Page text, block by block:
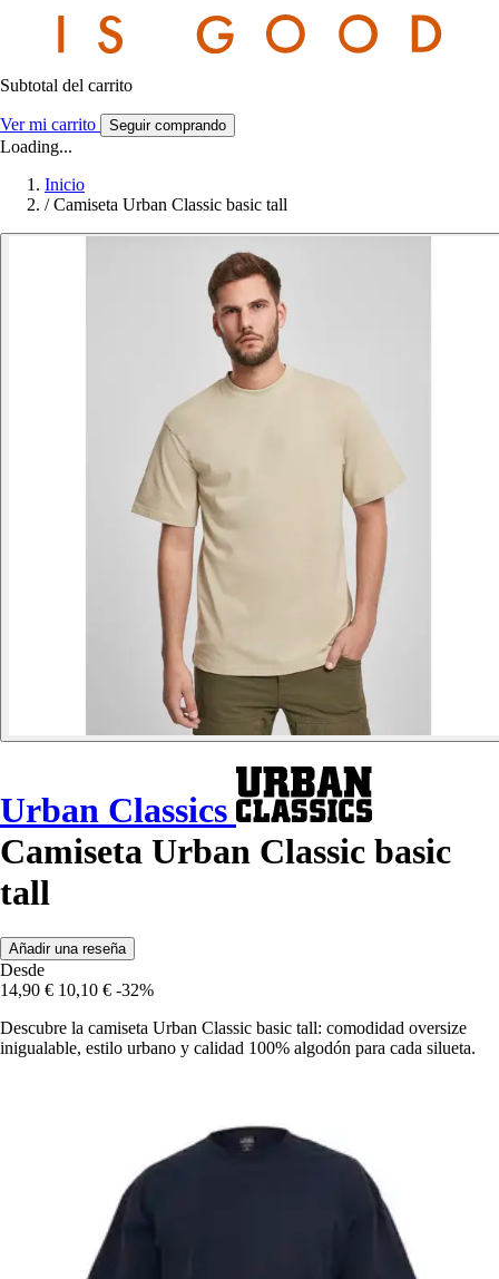
Subtotal del carrito
Ver mi carrito Seguir comprando
Loading...
Inicio
/ Camiseta Urban Classic basic tall
Urban Classics
Camiseta Urban Classic basic
tall
Añadir una reseña
Desde
14,90 € 10,10 € -32%
Descubre la camiseta Urban Classic basic tall: comodidad oversize
inigualable, estilo urbano y calidad 100% algodón para cada silueta.